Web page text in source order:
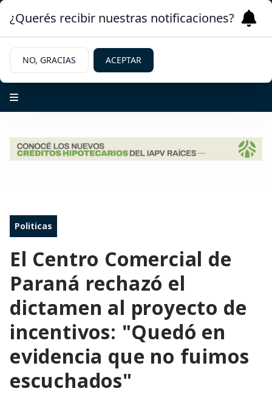
Politicas
El Centro Comercial de
Paraná rechazó el
dictamen al proyecto de
incentivos: "Quedó en
evidencia que no fuimos
escuchados"
¿Querés recibir nuestras notificaciones?
NO, GRACIAS ACEPTAR